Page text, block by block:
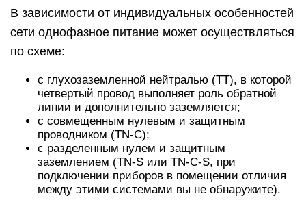
В зависимости от индивидуальных особенностей
сети однофазное питание может осуществляться
по схеме:
с глухозаземленной нейтралью (TT), в которой
четвертый провод выполняет роль обратной
линии и дополнительно заземляется;
с совмещенным нулевым и защитным
проводником (TN-C);
с разделенным нулем и защитным
заземлением (TN-S или TN-C-S, при
подключении приборов в помещении отличия
между этими системами вы не обнаружите).